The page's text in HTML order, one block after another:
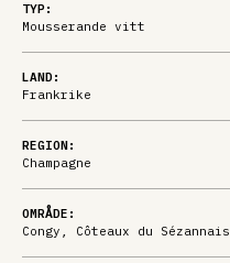
TYP:
Mousserande vitt
LAND:
Frankrike
REGION:
Champagne
OMRÅDE:
Congy, Côteaux du Sézannais